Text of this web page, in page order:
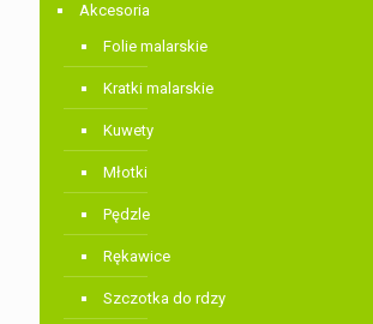
Akcesoria
Folie malarskie
Kratki malarskie
Kuwety
Młotki
Pędzle
Rękawice
Szczotka do rdzy